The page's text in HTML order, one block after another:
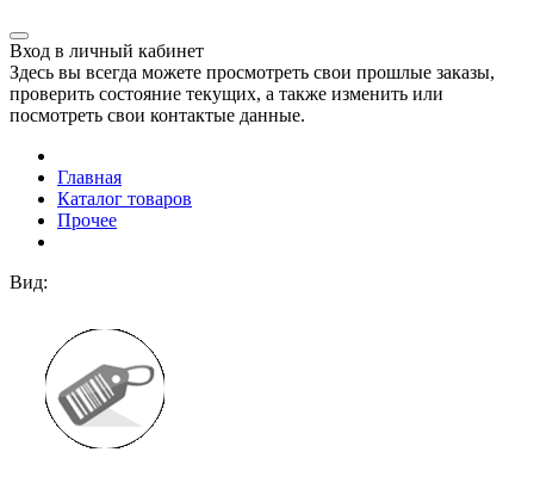
Вход в личный кабинет
Здесь вы всегда можете просмотреть свои прошлые заказы,
проверить состояние текущих, а также изменить или
посмотреть свои контактые данные.
Главная
Каталог товаров
Прочее
Вид: